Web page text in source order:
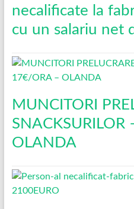
necalificate la
cu un salariu net
MUNCITORI
OLANDA